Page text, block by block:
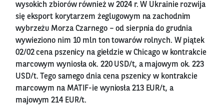
wysokich zbiorów również w 2024 r. W Ukrainie rozwija
się eksport korytarzem żeglugowym na zachodnim
wybrzeżu Morza Czarnego – od sierpnia do grudnia
wywieziono nim 10 mln ton towarów rolnych. W piątek
02/02 cena pszenicy na giełdzie w Chicago w kontrakcie
marcowym wyniosła ok. 220 USD/t, a majowym ok. 223
USD/t. Tego samego dnia cena pszenicy w kontrakcie
marcowym na MATIF-ie wyniosła 213 EUR/t, a
majowym 214 EUR/t.